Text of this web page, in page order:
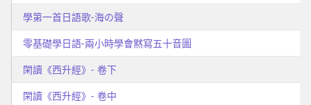
學第一首日語歌-海の聲
零基礎學日語-兩小時學會黙寫五十音圖
閑讀《西升經》- 卷下
閑讀《西升經》- 卷中